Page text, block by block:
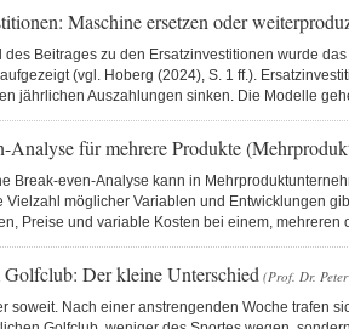
Maschine ersetzen oder
des Beitrages zu den Ersatzinvestitionen wurde
(vgl. Hoberg (2024), S. 1 ff.).
jährlichen Auszahlungen sinken. Die Modelle
Analyse für mehrere Produkte
Break-even-Analyse kann in
Vielzahl möglicher Variablen und Entwicklungen
Preise und variable Kosten bei einem, mehreren
Der kleine Unterschied (Prof. Dr.
soweit. Nach einer anstrengenden Woche trafen